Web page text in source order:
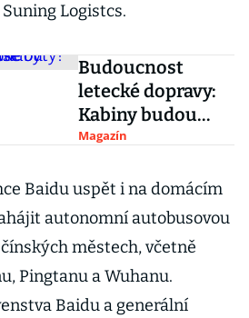
Logistcs.
Budoucnost
letecké dopravy:
Kabiny budou
luxusnější než
Magazín
Baidu uspět i na domácím
autonomní autobusovou
městech, včetně
Pingtanu a Wuhanu.
Baidu a generální